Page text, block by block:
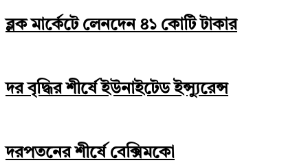
ব্লক মার্কেটে লেনদেন ৪১ কোটি টাকার
দর বৃদ্ধির শীর্ষে ইউনাইটেড ইন্স্যুরেন্স
দরপতনের শীর্ষে বেক্সিমকো